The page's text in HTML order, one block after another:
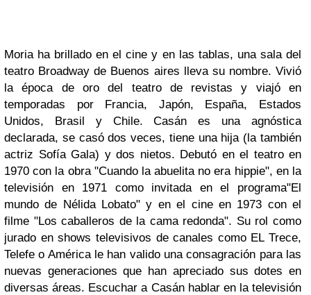
Moria ha brillado en el cine y en las tablas, una sala del
teatro Broadway de Buenos aires lleva su nombre. Vivió
la época de oro del teatro de revistas y viajó en
temporadas por Francia, Japón, España, Estados
Unidos, Brasil y Chile. Casán es una agnóstica
declarada, se casó dos veces, tiene una hija (la también
actriz Sofía Gala) y dos nietos. Debutó en el teatro en
1970 con la obra "Cuando la abuelita no era hippie", en la
televisión en 1971 como invitada en el programa"El
mundo de Nélida Lobato" y en el cine en 1973 con el
filme "Los caballeros de la cama redonda". Su rol como
jurado en shows televisivos de canales como EL Trece,
Telefe o América le han valido una consagración para las
nuevas generaciones que han apreciado sus dotes en
diversas áreas. Escuchar a Casán hablar en la televisión